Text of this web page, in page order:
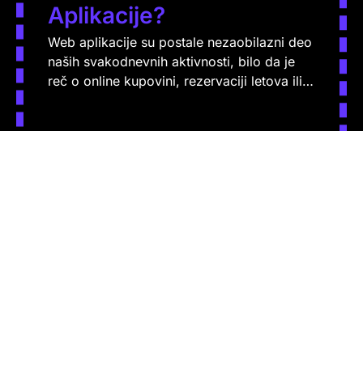
Aplikacije?
Web aplikacije su postale nezaobilazni deo
naših svakodnevnih aktivnosti, bilo da je
reč o online kupovini, rezervaciji letova ili…